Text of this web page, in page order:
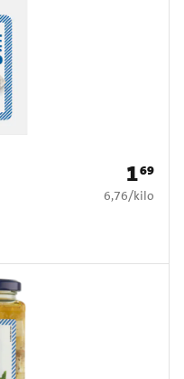
Prijs: €
169
€ 6,76 per kilo
6,76/kilo